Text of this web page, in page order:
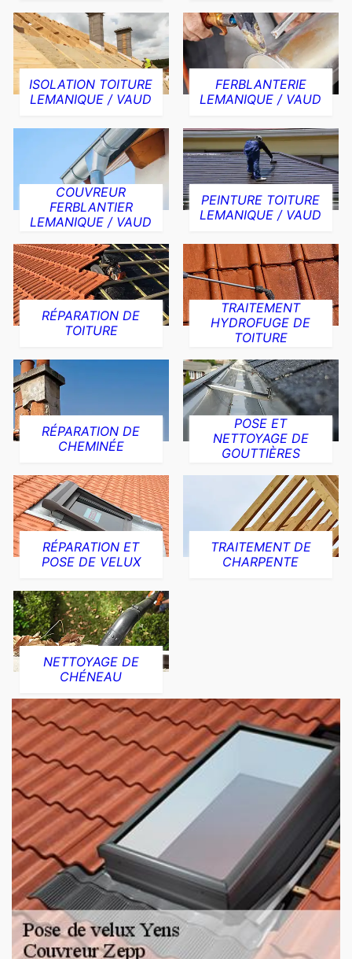
ISOLATION TOITURE
LEMANIQUE / VAUD
FERBLANTERIE
LEMANIQUE / VAUD
COUVREUR
FERBLANTIER
LEMANIQUE / VAUD
PEINTURE TOITURE
LEMANIQUE / VAUD
RÉPARATION DE
TOITURE
TRAITEMENT
HYDROFUGE DE
TOITURE
RÉPARATION DE
CHEMINÉE
POSE ET
NETTOYAGE DE
GOUTTIÈRES
RÉPARATION ET
POSE DE VELUX
TRAITEMENT DE
CHARPENTE
NETTOYAGE DE
CHÉNEAU